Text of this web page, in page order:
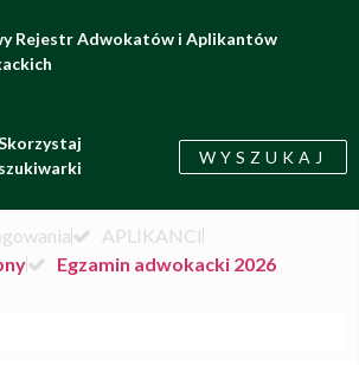
Rejestr Adwokatów i Aplikantów
WYSZUKAJ
APLIKANCI
Egzamin adwokacki 2026